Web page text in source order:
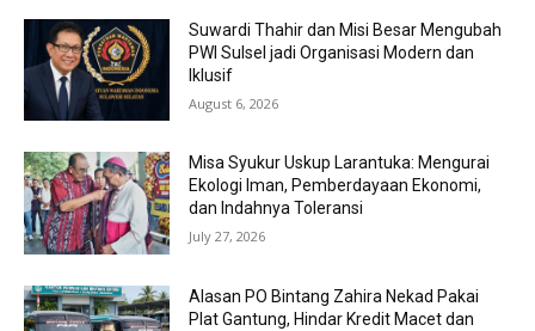
Suwardi Thahir dan Misi Besar Mengubah
PWI Sulsel jadi Organisasi Modern dan
Iklusif
August 6, 2026
Misa Syukur Uskup Larantuka: Mengurai
Ekologi Iman, Pemberdayaan Ekonomi,
dan Indahnya Toleransi
July 27, 2026
Alasan PO Bintang Zahira Nekad Pakai
Plat Gantung, Hindar Kredit Macet dan